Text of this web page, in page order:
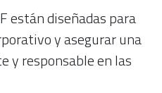
están diseñadas para
y asegurar una
y responsable en las